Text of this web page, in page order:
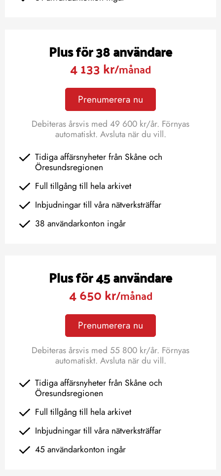
Plus för 38 användare
4 133 kr/månad
Prenumerera nu
Debiteras årsvis med 49 600 kr/år. Förnyas
automatiskt. Avsluta när du vill.
Tidiga affärsnyheter från Skåne och
Öresundsregionen
Full tillgång till hela arkivet
Inbjudningar till våra nätverksträffar
38 användarkonton ingår
Plus för 45 användare
4 650 kr/månad
Prenumerera nu
Debiteras årsvis med 55 800 kr/år. Förnyas
automatiskt. Avsluta när du vill.
Tidiga affärsnyheter från Skåne och
Öresundsregionen
Full tillgång till hela arkivet
Inbjudningar till våra nätverksträffar
45 användarkonton ingår